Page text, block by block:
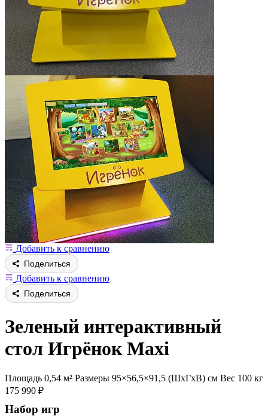
Добавить к сравнению
Поделиться
Добавить к сравнению
Поделиться
Зеленый интерактивный
стол Игрёнок Maxi
Площадь 0,54 м² Размеры 95×56,5×91,5 (ШхГхВ) см Вес 100 кг
175 990 ₽
Набор игр